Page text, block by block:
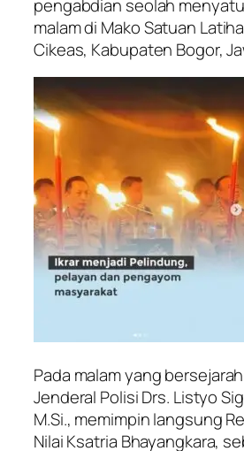
pengabdian seolah
malam di Mako Satuan
Cikeas, Kabupaten Bogor,
Pada malam yang
Jenderal Polisi Drs. Listyo
M.Si., memimpin langsung
Nilai Ksatria Bhayangkara,